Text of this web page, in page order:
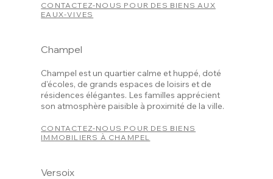
CONTACTEZ-NOUS POUR DES BIENS AUX
EAUX-VIVES
Champel
Champel est un quartier calme et huppé, doté
d'écoles, de grands espaces de loisirs et de
résidences élégantes. Les familles apprécient
son atmosphère paisible à proximité de la ville.
CONTACTEZ-NOUS POUR DES BIENS
IMMOBILIERS À CHAMPEL
Versoix